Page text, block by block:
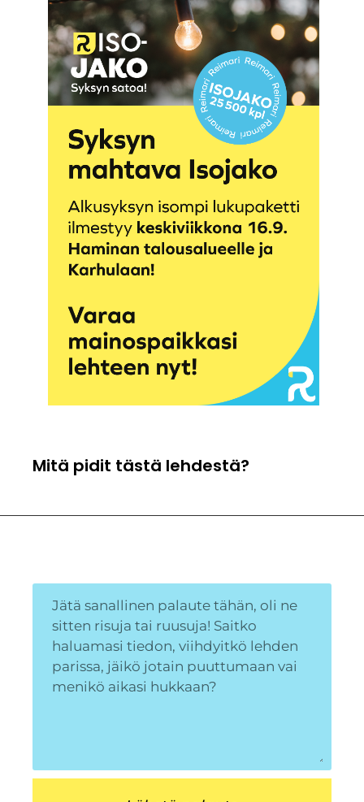
Mitä pidit tästä lehdestä?